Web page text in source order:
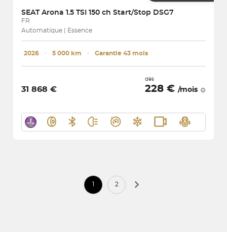
SEAT Arona 1.5 TSI 150 ch Start/Stop DSG7
FR
Automatique | Essence
2026 ･ 5 000 km ･ Garantie 43 mois
31 868 €
dès
228 € /mois
1 2